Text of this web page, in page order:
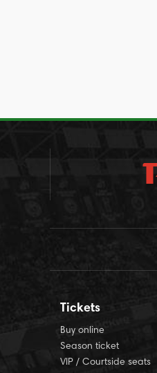
Tickets
Buy online
Season ticket
VIP / Courtside seats